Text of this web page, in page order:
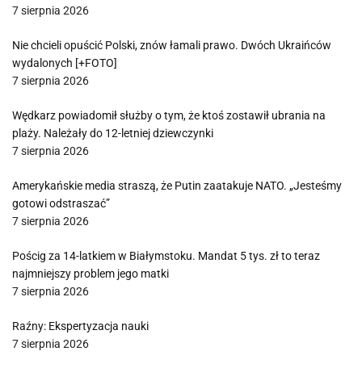
7 sierpnia 2026
Nie chcieli opuścić Polski, znów łamali prawo. Dwóch Ukraińców
wydalonych [+FOTO]
7 sierpnia 2026
Wędkarz powiadomił służby o tym, że ktoś zostawił ubrania na
plaży. Należały do 12-letniej dziewczynki
7 sierpnia 2026
Amerykańskie media straszą, że Putin zaatakuje NATO. „Jesteśmy
gotowi odstraszać”
7 sierpnia 2026
Pościg za 14-latkiem w Białymstoku. Mandat 5 tys. zł to teraz
najmniejszy problem jego matki
7 sierpnia 2026
Raźny: Ekspertyzacja nauki
7 sierpnia 2026